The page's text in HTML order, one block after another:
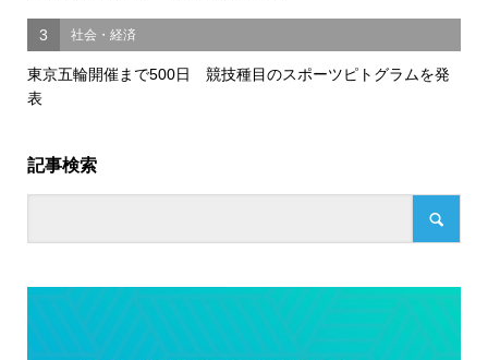
3 社会・経済
東京五輪開催まで500日 競技種目のスポーツピトグラムを発
表
記事検索